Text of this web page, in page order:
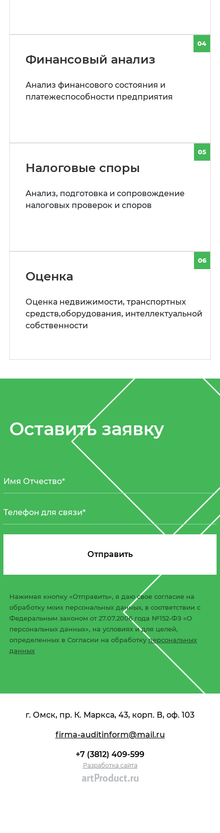
04
Финансовый анализ
Анализ финансового состояния и
платежеспособности предприятия
05
Налоговые споры
Анализ, подготовка и сопровождение
налоговых проверок и споров
06
Оценка
Оценка недвижимости, транспортных
средств,оборудования, интеллектуальной
собственности
Оставить заявку
Нажимая кнопку «Отправить», я даю свое согласие на
обработку моих персональных данных, в соответствии с
Федеральным законом от 27.07.2006 года №152-ФЗ «О
персональных данных», на условиях и для целей,
определенных в Согласии на обработкуперсональных
данных
г. Омск, пр. К. Маркса, 43, корп. В, оф. 103
firma-auditinform@mail.ru
+7 (3812) 409-599
Разработка сайта